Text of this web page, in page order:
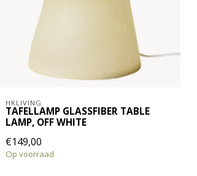
HKLIVING
TAFELLAMP GLASSFIBER TABLE
LAMP, OFF WHITE
€149,00
Op voorraad